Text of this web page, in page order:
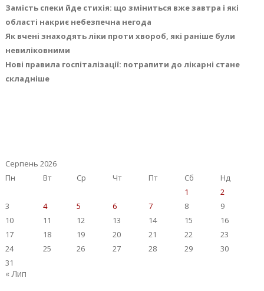
Замість спеки йде стихія: що зміниться вже завтра і які
області накриє небезпечна негода
Як вчені знаходять ліки проти хвороб, які раніше були
невиліковними
Нові правила госпіталізації: потрапити до лікарні стане
складніше
Серпень 2026
Пн
Вт Ср Чт Пт Сб
Нд
1
2
3
4 5 6 7 8
9
10
11 12 13 14 15
16
17
18 19 20 21 22
23
24
25 26 27 28 29
30
31
« Лип